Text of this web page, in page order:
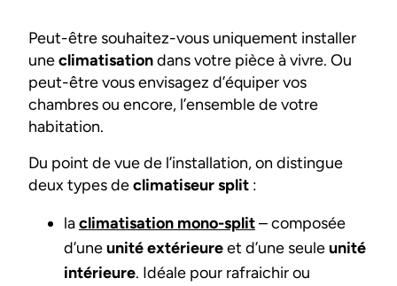
Peut-être souhaitez-vous uniquement installer
uneclimatisationdans votre pièce à vivre. Ou
peut-être vous envisagez d’équiper vos
chambres ou encore, l’ensemble de votre
habitation.
Du point de vue de l’installation, on distingue
deux types declimatiseur split :
laclimatisation mono-split– composée
d’uneunité extérieureet d’une seuleunité
intérieure. Idéale pour rafraichir ou